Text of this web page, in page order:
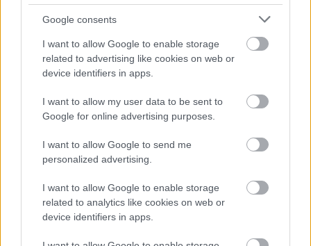
Google consents
I want to allow Google to enable storage
related to advertising like cookies on web or
device identifiers in apps.
I want to allow my user data to be sent to
Google for online advertising purposes.
I want to allow Google to send me
personalized advertising.
I want to allow Google to enable storage
related to analytics like cookies on web or
device identifiers in apps.